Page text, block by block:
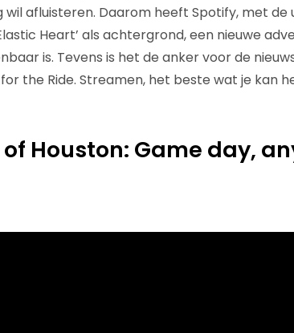
afluisteren. Daarom heeft Spotify, met de
Heart’ als achtergrond, een nieuwe
is. Tevens is het de anker voor de
the Ride. Streamen, het beste wat je kan
Houston: Game day,